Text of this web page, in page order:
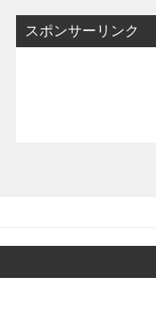
スポンサーリンク